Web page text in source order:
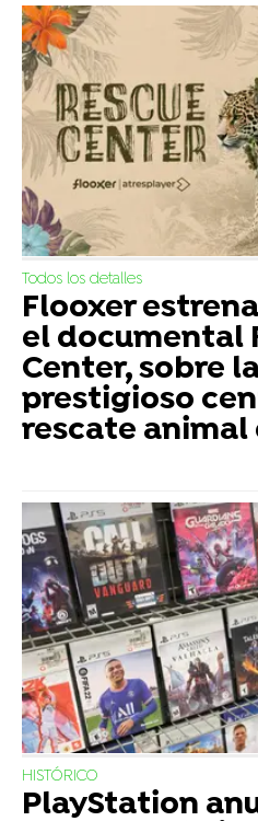
Todos los detalles
Flooxer
el documental
Center, sobre
prestigioso
rescate animal
HISTÓRICO
PlayStation